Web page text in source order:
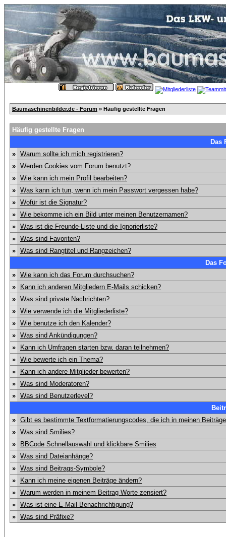
Baumaschinenbilder.de - Forum » Häufig gestellte Fragen
Häufig gestellte Fragen
Das
» Warum sollte ich mich registrieren?
» Werden Cookies vom Forum benutzt?
» Wie kann ich mein Profil bearbeiten?
» Was kann ich tun, wenn ich mein Passwort vergessen habe?
» Wofür ist die Signatur?
» Wie bekomme ich ein Bild unter meinen Benutzernamen?
» Was ist die Freunde-Liste und die Ignorierliste?
» Was sind Favoriten?
» Was sind Rangtitel und Rangzeichen?
Das
» Wie kann ich das Forum durchsuchen?
»
Kann ich anderen Mitgliedern E-Mails schicken?
» Was sind private Nachrichten?
» Wie verwende ich die Mitgliederliste?
» Wie benutze ich den Kalender?
» Was sind Ankündigungen?
»
Kann ich Umfragen starten bzw. daran teilnehmen?
» Wie bewerte ich ein Thema?
»
Kann ich andere Mitglieder bewerten?
» Was sind Moderatoren?
» Was sind Benutzerlevel?
» Gibt es bestimmte Textformatierungscodes, die ich in meinen
» Was sind Smilies?
»
BBCode Schnellauswahl und klickbare Smilies
» Was sind Dateianhänge?
» Was sind Beitrags-Symbole?
»
Kann ich meine eigenen Beiträge ändern?
» Warum werden in meinem Beitrag Worte zensiert?
» Was ist eine E-Mail-Benachrichtigung?
» Was sind Präfixe?